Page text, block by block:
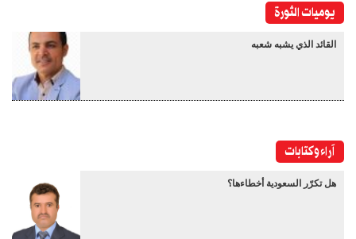
يوميات الثورة
القائد الذي يشبه شعبه
آراء وكتابات
هل تكرّر السعودية أخطاءها؟